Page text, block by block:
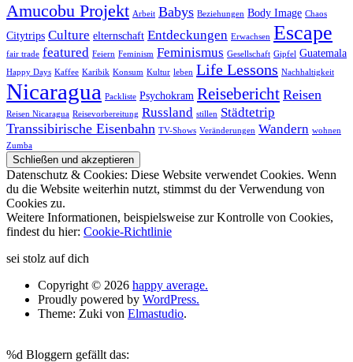
Amucobu Projekt Arbeit Babys Beziehungen Body Image Chaos
Citytrips Culture elternschaft Entdeckungen Erwachsen Escape
fair trade featured Feiern Feminism Feminismus Gesellschaft Gipfel Guatemala
Happy Days Kaffee Karibik Konsum Kultur leben Life Lessons Nachhaltigkeit
Nicaragua Packliste Psychokram Reisebericht Reisen
Reisen Nicaragua Reisevorbereitung Russland stillen Städtetrip
Transsibirische Eisenbahn TV-Shows Veränderungen Wandern wohnen
Zumba
Datenschutz & Cookies: Diese Website verwendet Cookies. Wenn
du die Website weiterhin nutzt, stimmst du der Verwendung von
Cookies zu.
Weitere Informationen, beispielsweise zur Kontrolle von Cookies,
findest du hier: Cookie-Richtlinie
sei stolz auf dich
Copyright © 2026 happy average.
Proudly powered by WordPress.
Theme: Zuki von Elmastudio.
%d Bloggern gefällt das: